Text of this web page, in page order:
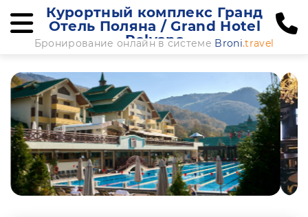
Курортный комплекс Гранд
Отель Поляна / Grand Hotel
Polyana
Бронирование онлайн в системе Broni.travel